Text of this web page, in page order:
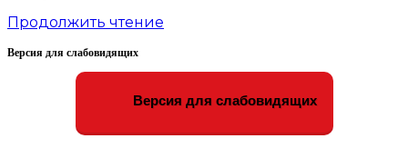
Продолжить чтение
«Народного
ансамбля
Версия для слабовидящих
Версия для слабовидящих